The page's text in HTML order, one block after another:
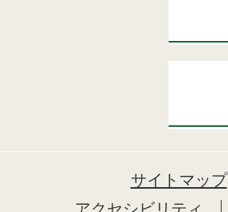
サイトマップ